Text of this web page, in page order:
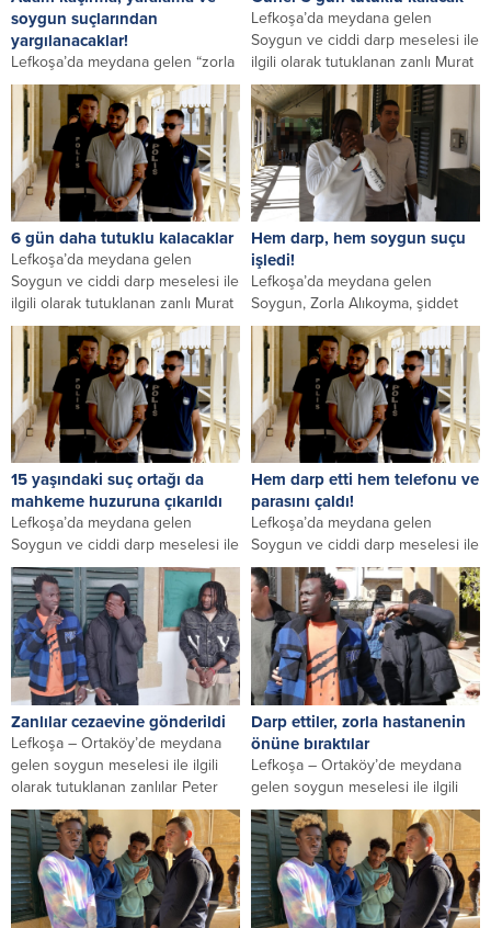
soygun suçlarından
yargılanacaklar!
Lefkoşa’da meydana gelen “zorla
insan Kaçırma, soygun, araç
içinden sirkat, ciddi darp ve darp”
suçları...
Lefkoşa’da meydana gelen
Soygun ve ciddi darp meselesi ile
ilgili olarak tutuklanan zanlı Murat
Gören...
6 gün daha tutuklu kalacaklar
Lefkoşa’da meydana gelen
Soygun ve ciddi darp meselesi ile
ilgili olarak tutuklanan zanlı Murat
Gören...
Hem darp, hem soygun suçu
işledi!
Lefkoşa’da meydana gelen
Soygun, Zorla Alıkoyma, şiddet
Tehdidi ve Ciddi Darp suçlarında
tutuklanan zanlı Festus...
15 yaşındaki suç ortağı da
mahkeme huzuruna çıkarıldı
Lefkoşa’da meydana gelen
Soygun ve ciddi darp meselesi ile
ilgili olarak tutuklanan zanlı Murat
Gören...
Hem darp etti hem telefonu ve
parasını çaldı!
Lefkoşa’da meydana gelen
Soygun ve ciddi darp meselesi ile
ilgili olarak tutuklanan zanlı Murat
Gören...
Zanlılar cezaevine gönderildi
Lefkoşa – Ortaköy’de meydana
gelen soygun meselesi ile ilgili
olarak tutuklanan zanlılar Peter
Ajibola Olayori,...
Darp ettiler, zorla hastanenin
önüne bıraktılar
Lefkoşa – Ortaköy’de meydana
gelen soygun meselesi ile ilgili
olarak tutuklanan zanlılar Peter
Ajibola Olayori...